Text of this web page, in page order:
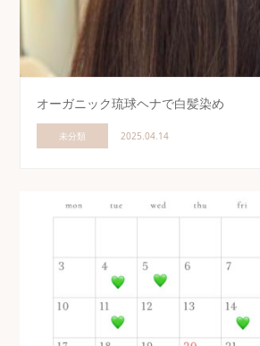
オーガニック琉球ヘナで白髪染め
未分類 2025.04.14